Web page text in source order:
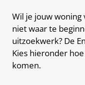
Wil je jouw
niet waar te
uitzoekwerk? De
Kies hieronder
komen.